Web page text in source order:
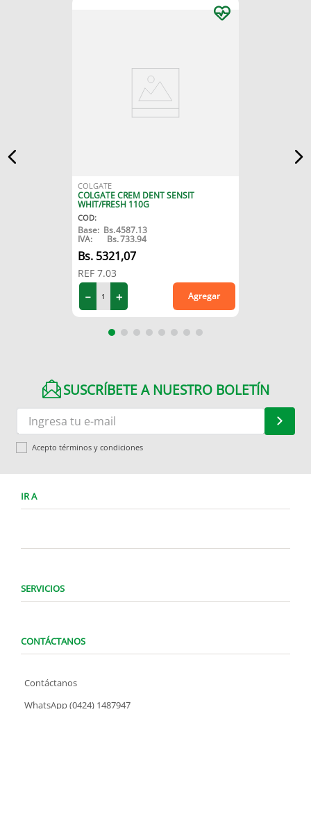
COLGATE
COLGATE CREM DENT SENSIT
WHIT/FRESH 110G
COD:
Base: Bs.4587.13
IVA: Bs.733.94
5321,07
REF 7.03
＋
－ Agregar
SUSCRÍBETE A NUESTRO BOLETÍN
Acepto términos y condiciones
IR A
SERVICIOS
CONTÁCTANOS
Contáctanos
WhatsApp (0424) 1487947